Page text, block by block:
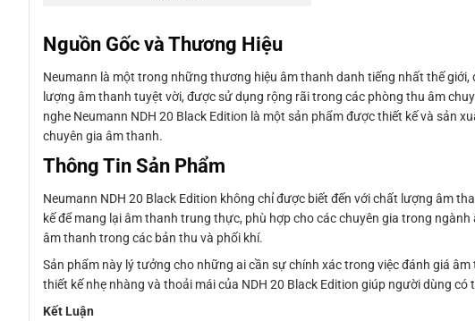
Nguồn Gốc và Thương Hiệu
Neumann là một trong những thương hiệu âm thanh danh tiếng nhất thế
lượng âm thanh tuyệt vời, được sử dụng rộng rãi trong các phòng thu âm
nghe Neumann NDH 20 Black Edition là một sản phẩm được thiết kế và sản
chuyên gia âm thanh.
Thông Tin Sản Phẩm
Neumann NDH 20 Black Edition không chỉ được biết đến với chất lượng âm
kế để mang lại âm thanh trung thực, phù hợp cho các chuyên gia trong
âm thanh trong các bản thu và phối khí.
Sản phẩm này lý tưởng cho những ai cần sự chính xác trong việc đánh giá
thiết kế nhẹ nhàng và thoải mái của NDH 20 Black Edition giúp người dùng
Kết Luận